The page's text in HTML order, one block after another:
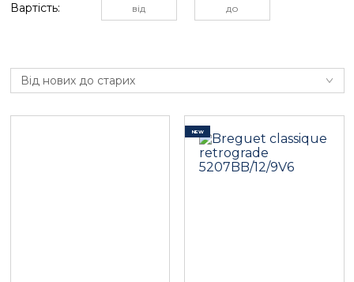
Вартість:
Від нових до старих
NEW